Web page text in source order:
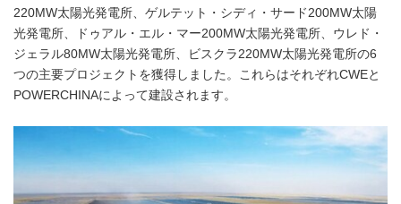
220MW太陽光発電所、ゲルテット・シディ・サード200MW太陽
光発電所、ドゥアル・エル・マー200MW太陽光発電所、ウレド・
ジェラル80MW太陽光発電所、ビスクラ220MW太陽光発電所の6
つの主要プロジェクトを獲得しました。これらはそれぞれCWEと
POWERCHINAによって建設されます。